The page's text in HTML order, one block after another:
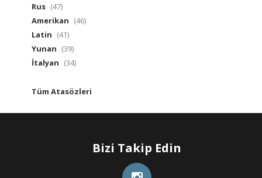
Rus (47)
Amerikan (46)
Latin (41)
Yunan (39)
İtalyan (34)
Tüm Atasözleri
Bizi Takip Edin